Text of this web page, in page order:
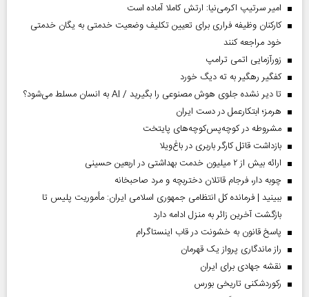
امیر سرتیپ اکرمی‌نیا: ارتش کاملا آماده است
کارکنان وظیفه فراری برای تعیین تکلیف وضعیت خدمتی به یگان خدمتی
خود مراجعه کنند
زورآزمایی اتمی ترامپ
کفگیر رهگیر به ته دیگ خورد
تا دیر نشده جلوی هوش مصنوعی را بگیرید / AI به انسان مسلط می‌شود؟
هرمز؛ ابتکارعمل در دست ایران
مشروطه در کوچه‌پس‌کوچه‌های پایتخت
بازداشت قاتل کارگر باربری در باغ‌ویلا
ارائه بیش از ۲ میلیون خدمت بهداشتی در اربعین حسینی
چوبه دار، فرجام قاتلان دختربچه و مرد صاحبخانه
ببینید | فرمانده کل انتظامی جمهوری اسلامی ایران­: مأموریت پلیس تا
بازگشت آخرین زائر به منزل ادامه دارد
پاسخ قانون به خشونت در قاب اینستاگرام
راز ماندگاری پرواز یک قهرمان
نقشه جهادی برای ایران
رکوردشکنی تاریخی بورس